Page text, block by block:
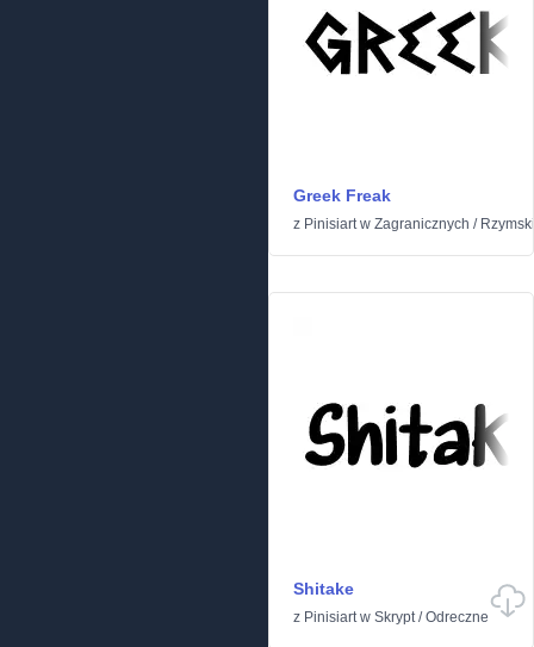
Greek Freak
z Pinisiartw Zagranicznych /
Shitake
z Pinisiartw Skrypt/Odreczne